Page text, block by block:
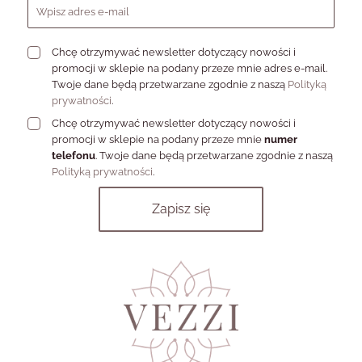
Minimalizm
prosty splot,
drobne kulki
dzień
Blask
Bransoletkę z
kryształkami
świetlistym
akcentem
Subtelne
nadgarstka
Serce,
koniczynkę,
zodiak, słońce
albo oko
proroka
Biżuteria z
Model z
kamieniem
naturalnym
Chcę otrzymywać newsletter dotyczący nowości i
promocji w sklepie na podany przeze mnie adres e-mail.
Twoje dane będą przetwarzane zgodnie z naszą Polityką
prywatności.
Chcę otrzymywać newsletter dotyczący nowości i
promocji w sklepie na podany przeze mnie numer
telefonu. Twoje dane będą przetwarzane zgodnie z naszą
Polityką prywatności.